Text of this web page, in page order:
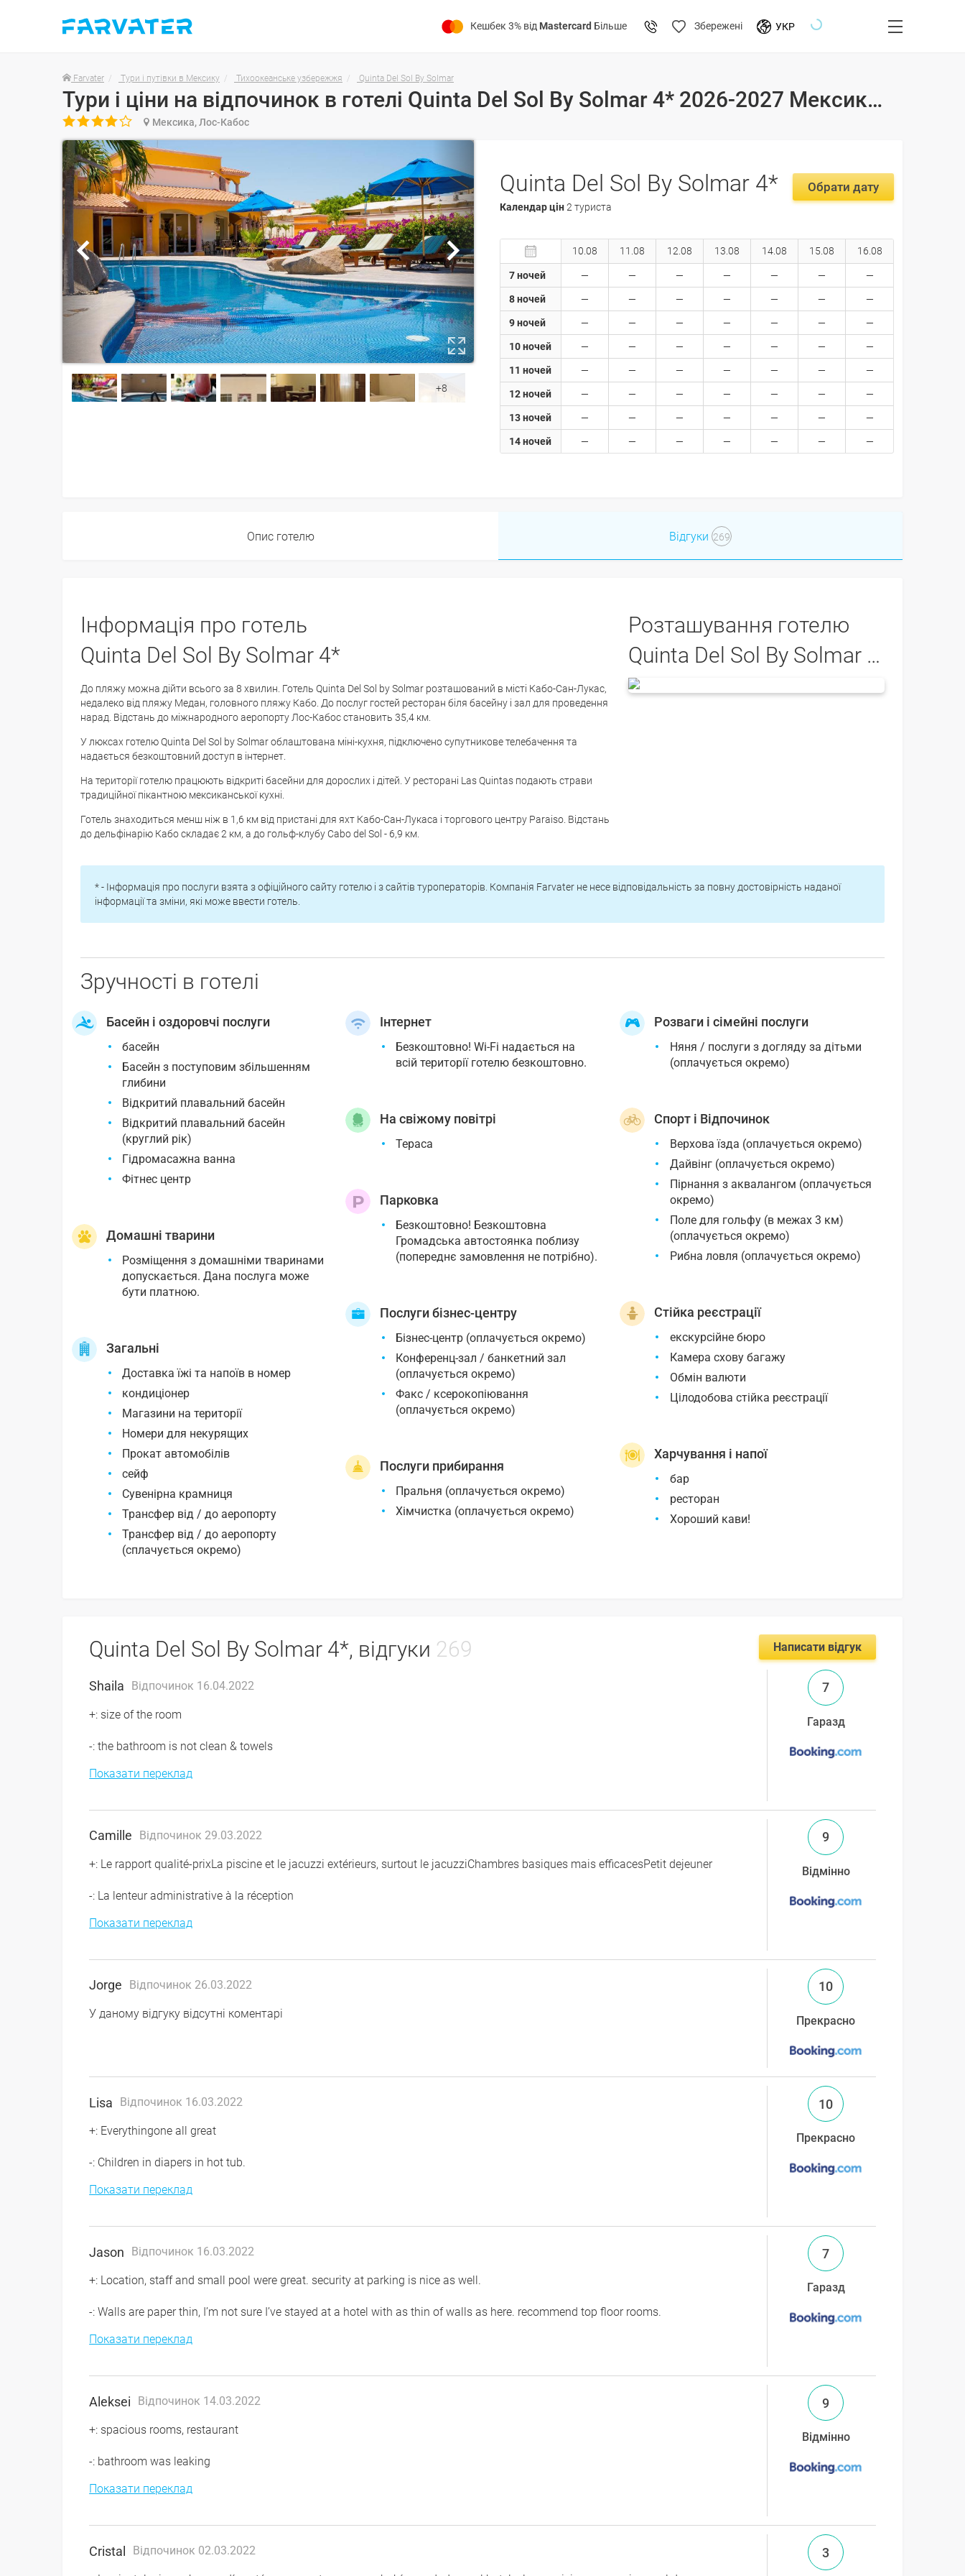
Кешбек 3% від Mastercard Більше Збережені УКР
Farvater Тури і путівки в Мексику Тихоокеанське узбережжя Quinta Del Sol By Solmar
Тури і ціни на відпочинок в готелі Quinta Del Sol By Solmar 4* 2026-2027 Мексика, Лос-Кабос
 Мексика, Лос-Кабос
+8
Quinta Del Sol By Solmar 4*
Календар цін2 туриста
Обрати дату
7 ночей
8 ночей
9 ночей
10 ночей
11 ночей
12 ночей
13 ночей
14 ночей
10.08 11.08 12.08 13.08 14.08 15.08 16.08
Опис готелю Відгуки 269
Інформація про готель
Quinta Del Sol By Solmar 4*
До пляжу можна дійти всього за 8 хвилин. Готель Quinta Del Sol by Solmar розташований в місті Кабо-Сан-Лукас,
недалеко від пляжу Медан, головного пляжу Кабо. До послуг гостей ресторан біля басейну і зал для проведення
нарад. Відстань до міжнародного аеропорту Лос-Кабос становить 35,4 км.
У люксах готелю Quinta Del Sol by Solmar облаштована міні-кухня, підключено супутникове телебачення та
надається безкоштовний доступ в інтернет.
На території готелю працюють відкриті басейни для дорослих і дітей. У ресторані Las Quintas подають страви
традиційної пікантною мексиканської кухні.
Готель знаходиться менш ніж в 1,6 км від пристані для яхт Кабо-Сан-Лукаса і торгового центру Paraiso. Відстань
до дельфінарію Кабо складає 2 км, а до гольф-клубу Cabo del Sol - 6,9 км.
Розташування готелю
Quinta Del Sol By Solmar 4*
* - Інформація про послуги взята з офіційного сайту готелю і з сайтів туроператорів. Компанія Farvater не несе відповідальність за повну достовірність наданої
інформації та зміни, які може ввести готель.
Зручності в готелі
Басейн і оздоровчі послуги
басейн
Басейн з поступовим збільшенням
глибини
Відкритий плавальний басейн
Відкритий плавальний басейн
(круглий рік)
Гідромасажна ванна
Фітнес центр
Домашні тварини
Розміщення з домашніми тваринами
допускається. Дана послуга може
бути платною.
Загальні
Доставка їжі та напоїв в номер
кондиціонер
Магазини на території
Номери для некурящих
Прокат автомобілів
сейф
Сувенірна крамниця
Трансфер від / до аеропорту
Трансфер від / до аеропорту
(сплачується окремо)
Інтернет
Безкоштовно! Wi-Fi надається на
всій території готелю безкоштовно.
На свіжому повітрі
Тераса
Парковка
Безкоштовно! Безкоштовна
Громадська автостоянка поблизу
(попереднє замовлення не потрібно).
Послуги бізнес-центру
Бізнес-центр (оплачується окремо)
Конференц-зал / банкетний зал
(оплачується окремо)
Факс / ксерокопіювання
(оплачується окремо)
Послуги прибирання
Пральня (оплачується окремо)
Хімчистка (оплачується окремо)
Розваги і сімейні послуги
Няня / послуги з догляду за дітьми
(оплачується окремо)
Спорт і Відпочинок
Верхова їзда (оплачується окремо)
Дайвінг (оплачується окремо)
Пірнання з аквалангом (оплачується
окремо)
Поле для гольфу (в межах 3 км)
(оплачується окремо)
Рибна ловля (оплачується окремо)
Стійка реєстрації
екскурсійне бюро
Камера схову багажу
Обмін валюти
Цілодобова стійка реєстрації
Харчування і напої
бар
ресторан
Хороший кави!
Quinta Del Sol By Solmar 4*, відгуки 269 Написати відгук
Shaila Відпочинок 16.04.2022
+: size of the room
-: the bathroom is not clean & towels
Показати переклад
7
Гаразд
Camille Відпочинок 29.03.2022
+: Le rapport qualité-prixLa piscine et le jacuzzi extérieurs, surtout le jacuzziChambres basiques mais efficacesPetit dejeuner
-: La lenteur administrative à la réception
Показати переклад
9
Відмінно
Jorge Відпочинок 26.03.2022
У даному відгуку відсутні коментарі
10
Прекрасно
Lisa Відпочинок 16.03.2022
+: Everythingone all great
-: Children in diapers in hot tub.
Показати переклад
10
Прекрасно
Jason Відпочинок 16.03.2022
+: Location, staff and small pool were great. security at parking is nice as well.
-: Walls are paper thin, I’m not sure I’ve stayed at a hotel with as thin of walls as here. recommend top floor rooms.
Показати переклад
7
Гаразд
Aleksei Відпочинок 14.03.2022
+: spacious rooms, restaurant
-: bathroom was leaking
Показати переклад
9
Відмінно
Cristal Відпочинок 02.03.2022 3